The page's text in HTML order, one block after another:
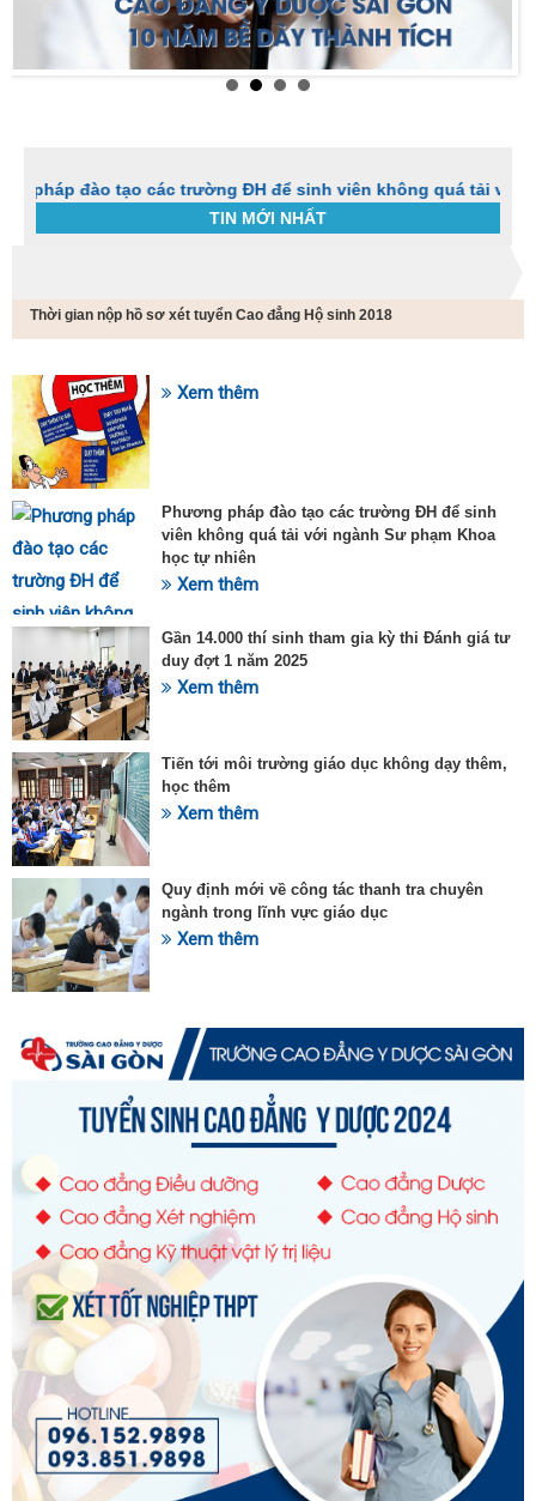
tạo các trường ĐH để sinh viên không quá tải với ngành
TIN MỚI NHẤT
Thời gian nộp hồ sơ xét tuyển Cao đẳng Hộ sinh 2018
SỰ KIỆN HOT Xem thêm
Phương pháp đào tạo các trường ĐH để sinh
viên không quá tải với ngành Sư phạm Khoa
học tự nhiên
Xem thêm
Gần 14.000 thí sinh tham gia kỳ thi Đánh giá tư
duy đợt 1 năm 2025
Xem thêm
Tiến tới môi trường giáo dục không dạy thêm,
học thêm
Xem thêm
Quy định mới về công tác thanh tra chuyên
ngành trong lĩnh vực giáo dục
Xem thêm